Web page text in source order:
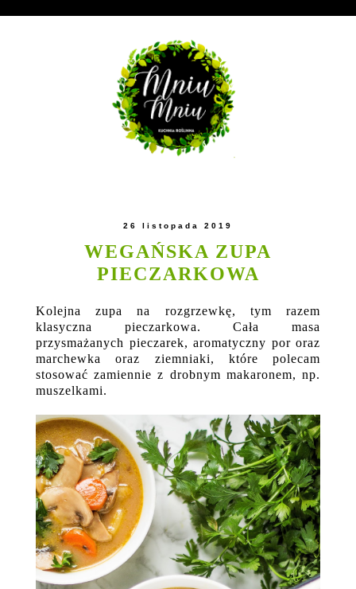
26 listopada 2019
WEGAŃSKA ZUPA
PIECZARKOWA
Kolejna zupa na rozgrzewkę, tym razem
klasyczna pieczarkowa. Cała masa
przysmażanych pieczarek, aromatyczny por oraz
marchewka oraz ziemniaki, które polecam
stosować zamiennie z drobnym makaronem, np.
muszelkami.